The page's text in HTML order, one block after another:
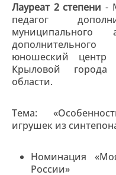
Лауреат 2 степени -
педагог
муниципального
юношеский центр
Крыловой города
области.
Тема:
игрушек из
Номинация
России»